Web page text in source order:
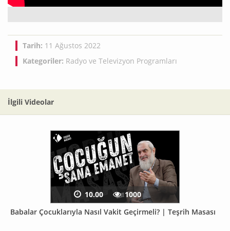
Tarih: 11 Ağustos 2022
Kategoriler: Radyo ve Televizyon Programları
İlgili Videolar
Babalar Çocuklarıyla Nasıl Vakit Geçirmeli? | Teşrih Masası
10.00 1000